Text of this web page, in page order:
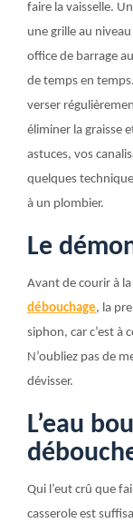
faire la vaisselle.
une grille au
office de barrage
de temps en
verser
éliminer la graisse
astuces, vos
quelques
à un plombier.
Le
Avant de courir à
débouchage, la
siphon, car c’est à
N’oubliez pas de
dévisser.
L’eau
Qui l’eut crû que
casserole est